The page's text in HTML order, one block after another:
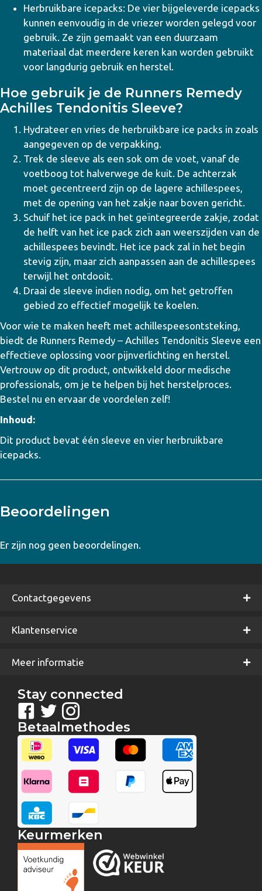
Herbruikbare icepacks: De vier bijgeleverde icepacks
kunnen eenvoudig in de vriezer worden gelegd voor
gebruik. Ze zijn gemaakt van een duurzaam
materiaal dat meerdere keren kan worden gebruikt
voor langdurig gebruik en herstel.
Hoe gebruik je de Runners Remedy
Achilles Tendonitis Sleeve?
Hydrateer en vries de herbruikbare ice packs in zoals
aangegeven op de verpakking.
Trek de sleeve als een sok om de voet, vanaf de
voetboog tot halverwege de kuit. De achterzak
moet gecentreerd zijn op de lagere achillespees,
met de opening van het zakje naar boven gericht.
Schuif het ice pack in het geïntegreerde zakje, zodat
de helft van het ice pack zich aan weerszijden van de
achillespees bevindt. Het ice pack zal in het begin
stevig zijn, maar zich aanpassen aan de achillespees
terwijl het ontdooit.
Draai de sleeve indien nodig, om het getroffen
gebied zo effectief mogelijk te koelen.
Voor wie te maken heeft met achillespeesontsteking,
biedt de Runners Remedy – Achilles Tendonitis Sleeve een
effectieve oplossing voor pijnverlichting en herstel.
Vertrouw op dit product, ontwikkeld door medische
professionals, om je te helpen bij het herstelproces.
Bestel nu en ervaar de voordelen zelf!
Inhoud:
Dit product bevat één sleeve en vier herbruikbare
icepacks.
Beoordelingen
Er zijn nog geen beoordelingen.
Contactgegevens
Klantenservice
Meer informatie
Stay connected
Betaalmethodes
Keurmerken